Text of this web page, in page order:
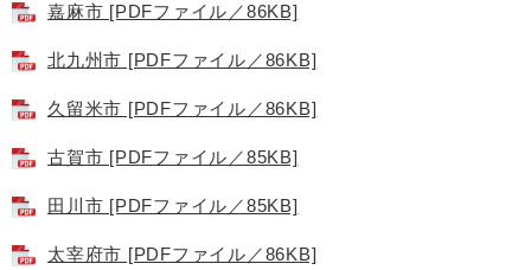
嘉麻市 [PDFファイル／86KB]
北九州市 [PDFファイル／86KB]
久留米市 [PDFファイル／86KB]
古賀市 [PDFファイル／85KB]
田川市 [PDFファイル／85KB]
太宰府市 [PDFファイル／86KB]